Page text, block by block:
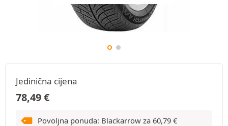
Jedinična cijena
78,49€
Povoljna ponuda: Blackarrow za 60,79 €